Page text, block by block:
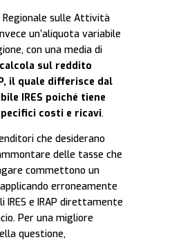
Regionale sulle Attività
un’aliquota variabile
con una media di
sul reddito
il quale differisce dal
IRES poiché tiene
costi e ricavi.
che desiderano
delle tasse che
commettono un
erroneamente
IRES e IRAP direttamente
Per una migliore
questione,